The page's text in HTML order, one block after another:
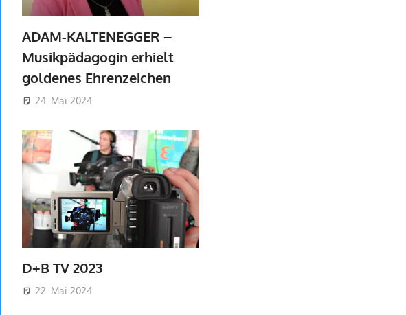
ADAM-KALTENEGGER –
Musikpädagogin erhielt
goldenes Ehrenzeichen
24. Mai 2024
D+B TV 2023
22. Mai 2024